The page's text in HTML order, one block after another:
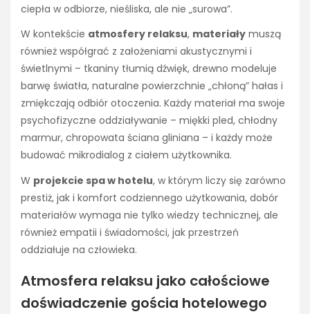
ciepła w odbiorze, nieśliska, ale nie „surowa”.
W kontekście atmosfery relaksu, materiały muszą
również współgrać z założeniami akustycznymi i
świetlnymi – tkaniny tłumią dźwięk, drewno modeluje
barwę światła, naturalne powierzchnie „chłoną” hałas i
zmiękczają odbiór otoczenia. Każdy materiał ma swoje
psychofizyczne oddziaływanie – miękki pled, chłodny
marmur, chropowata ściana gliniana – i każdy może
budować mikrodialog z ciałem użytkownika.
W projekcie spa w hotelu, w którym liczy się zarówno
prestiż, jak i komfort codziennego użytkowania, dobór
materiałów wymaga nie tylko wiedzy technicznej, ale
również empatii i świadomości, jak przestrzeń
oddziałuje na człowieka.
Atmosfera relaksu jako całościowe
doświadczenie gościa hotelowego